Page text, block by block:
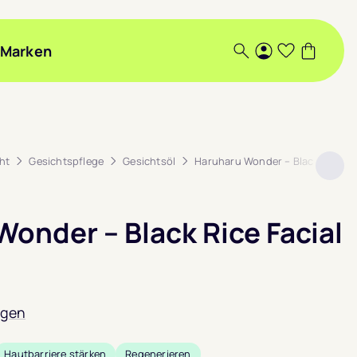
Marken Suche
Login
Gesichtspflege Gesichtsöl Haruharu Wonder – Black Rice
– Black Rice Facial
Hautbarriere stärken Regenerieren